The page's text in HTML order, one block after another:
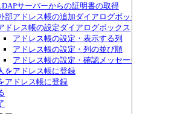
サーバーからの証明書の取得
部アドレス帳の追加ダイアログボックス
ドレス帳の設定ダイアログボックス
アドレス帳の設定・表示する列
アドレス帳の設定・列の並び順
アドレス帳の設定・確認メッセージ
をアドレス帳に登録
アドレス帳に登録